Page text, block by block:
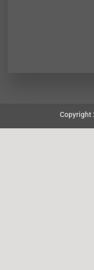
Copyright